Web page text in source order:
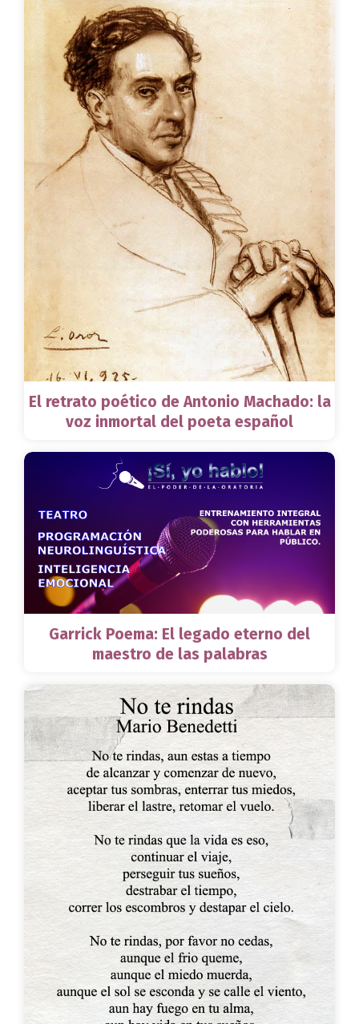
El retrato poético de Antonio Machado: la
voz inmortal del poeta español
Garrick Poema: El legado eterno del
maestro de las palabras